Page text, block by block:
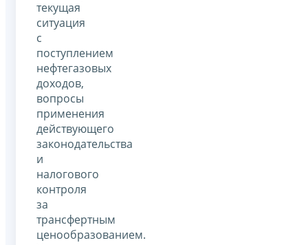
текущая
ситуация
с
поступлением
нефтегазовых
доходов,
вопросы
применения
действующего
законодательства
и
налогового
контроля
за
трансфертным
ценообразованием.